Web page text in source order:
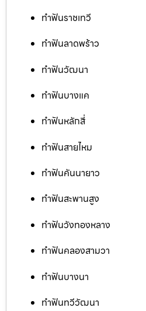
ทำฟันราชเทวี
ทำฟันลาดพร้าว
ทำฟันวัฒนา
ทำฟันบางแค
ทำฟันหลักสี่
ทำฟันสายไหม
ทำฟันคันนายาว
ทำฟันสะพานสูง
ทำฟันวังทองหลาง
ทำฟันคลองสามวา
ทำฟันบางนา
ทำฟันทวีวัฒนา